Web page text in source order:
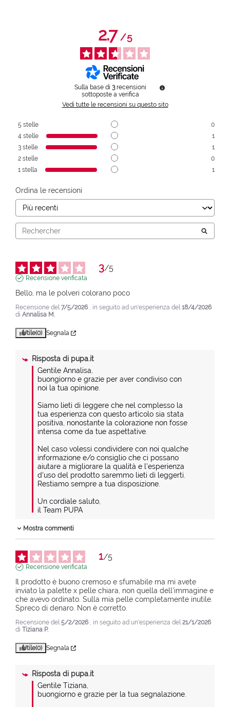
2.7/5
Sulla base di 3 recensioni
sottoposte a verifica
Vedi tutte le recensioni su questo sito
5 stelle
0
4 stelle
1
3 stelle
1
2 stelle
0
1 stella 1
Ordina le recensioni
3/5
Recensione verificata
Bello, ma le polveri colorano poco
Recensione del 7/5/2026 , in seguito ad un'esperienza del 18/4/2026
di Annalisa M.
Utile(0) Segnala
Risposta di pupa.it
Gentile Annalisa,
buongiorno e grazie per aver condiviso con
noi la tua opinione.
Siamo lieti di leggere che nel complesso la
tua esperienza con questo articolo sia stata
positiva, nonostante la colorazione non fosse
intensa come da tue aspettative.
Nel caso volessi condividere con noi qualche
informazione e/o consiglio che ci possano
aiutare a migliorare la qualità e l'esperienza
d'uso del prodotto saremmo lieti di leggerti.
Restiamo sempre a tua disposizione.
Un cordiale saluto,
il Team PUPA
Mostra commenti
1/5
Recensione verificata
Il prodotto è buono cremoso e sfumabile ma mi avete
inviato la palette x pelle chiara, non quella dell'immagine e
che avevo ordinato. Sulla mia pelle completamente inutile.
Spreco di denaro. Non è corretto.
Recensione del 5/2/2026 , in seguito ad un'esperienza del 21/1/2026
di Tiziana P.
Utile(0) Segnala
Risposta di pupa.it
Gentile Tiziana,
buongiorno e grazie per la tua segnalazione.